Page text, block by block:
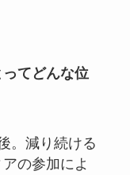
てどんな位
。減り続ける
の参加によ